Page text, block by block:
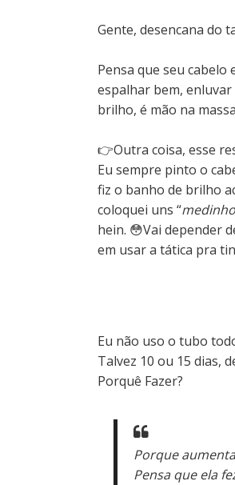
Gente, desencana do
Pensa que seu
espalhar bem, enluvar
brilho, é mão na
👉Outra coisa, esse
Eu sempre pinto o
fiz o banho de brilho
coloquei uns “
hein. 😳Vai depender
em usar a tática pra
Eu não uso o tubo
Talvez 10 ou 15 dias,
Porquê Fazer?
Porque
Pensa que ela